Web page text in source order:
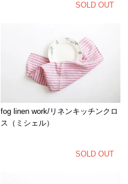
SOLD OUT
fog linen work/リネンキッチンクロ
ス（ミシェル）
SOLD OUT